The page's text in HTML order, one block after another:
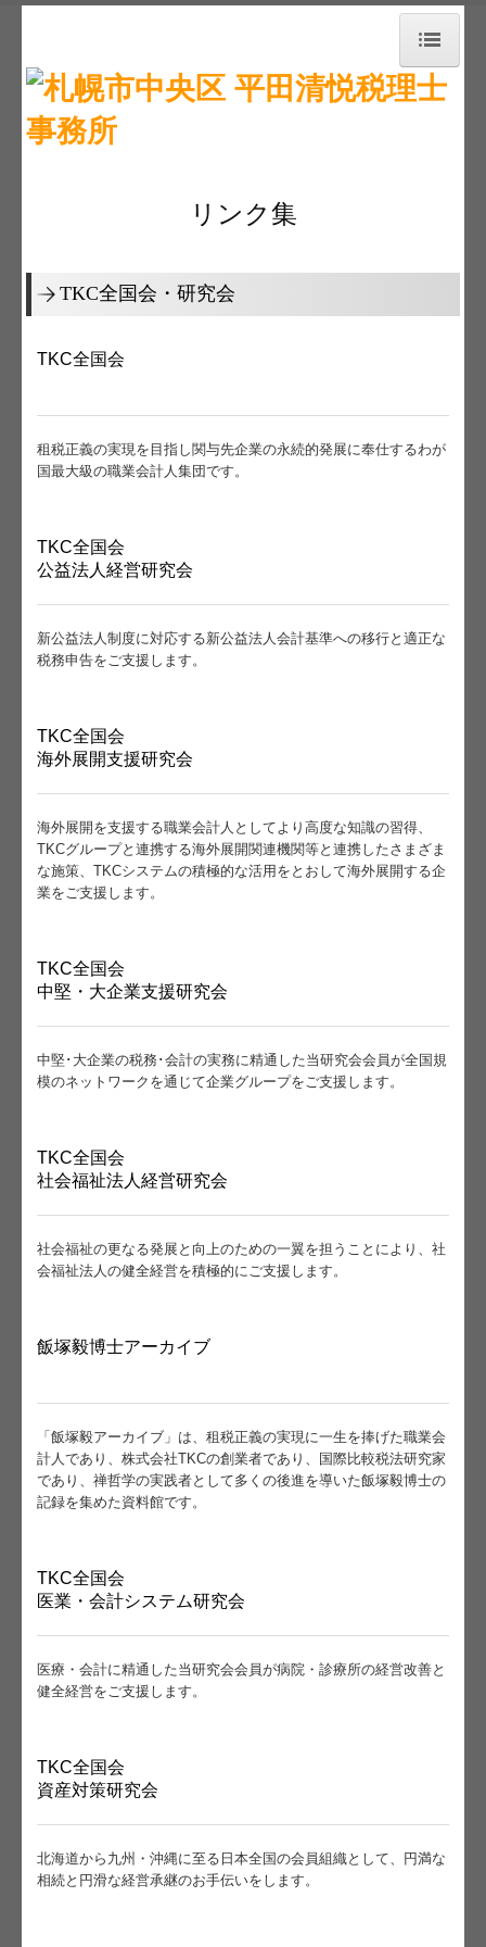
トップページ
お知らせ
交通案内
補助金・助成金・融資情報
経営者お役立ち情報
Q&A経営相談
税務Q&A
TKCシステムQ&A
経営革新等支援機関とは
個人情報保護方針
リンク集
TKC全国会・研究会
TKC全国会
租税正義の実現を目指し関与先企業の永続的発展に奉仕するわが
国最大級の職業会計人集団です。
TKC全国会
公益法人経営研究会
新公益法人制度に対応する新公益法人会計基準への移行と適正な
税務申告をご支援します。
TKC全国会
海外展開支援研究会
海外展開を支援する職業会計人としてより高度な知識の習得、
TKCグループと連携する海外展開関連機関等と連携したさまざま
な施策、TKCシステムの積極的な活用をとおして海外展開する企
業をご支援します。
TKC全国会
中堅・大企業支援研究会
中堅･大企業の税務･会計の実務に精通した当研究会会員が全国規
模のネットワークを通じて企業グループをご支援します。
TKC全国会
社会福祉法人経営研究会
社会福祉の更なる発展と向上のための一翼を担うことにより、社
会福祉法人の健全経営を積極的にご支援します。
飯塚毅博士アーカイブ
「飯塚毅アーカイブ」は、租税正義の実現に一生を捧げた職業会
計人であり、株式会社TKCの創業者であり、国際比較税法研究家
であり、禅哲学の実践者として多くの後進を導いた飯塚毅博士の
記録を集めた資料館です。
TKC全国会
医業・会計システム研究会
医療・会計に精通した当研究会会員が病院・診療所の経営改善と
健全経営をご支援します。
TKC全国会
資産対策研究会
北海道から九州・沖縄に至る日本全国の会員組織として、円満な
相続と円滑な経営承継のお手伝いをします。